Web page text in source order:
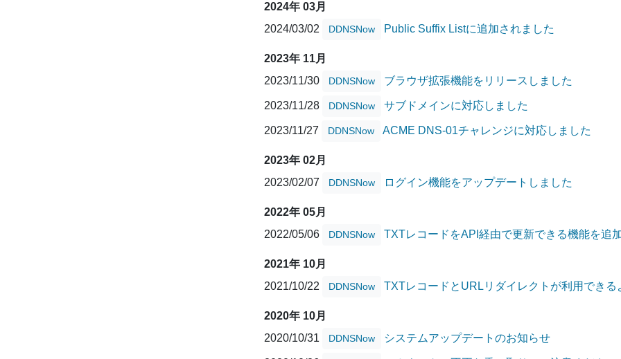
2024年 03月
2024/03/02
DDNSNow Public Suffix Listに追加されました
2023年 11月
2023/11/30
DDNSNow ブラウザ拡張機能をリリースしました
2023/11/28 DDNSNow サブドメインに対応しました
2023/11/27 DDNSNow ACME DNS-01チャレンジに対応しました
2023年 02月
2023/02/07
DDNSNow ログイン機能をアップデートしました
2022年 05月
2022/05/06
DDNSNow TXTレコードをAPI経由で更新できる機能を追
2021年 10月
2021/10/22
DDNSNow TXTレコードとURLリダイレクトが利用できる
2020年 10月
2020/10/31
DDNSNow システムアップデートのお知らせ